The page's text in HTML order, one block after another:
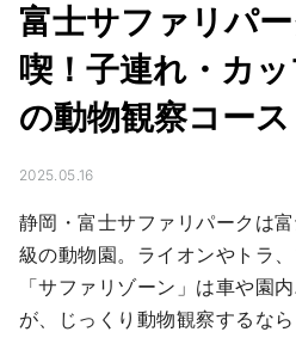
富士サファリパ
喫！子連れ・カ
の動物観察コース
2025.05.16
静岡・富士サファリパークは
級の動物園。ライオンやトラ
「サファリゾーン」は車や園
が、じっくり動物観察するな